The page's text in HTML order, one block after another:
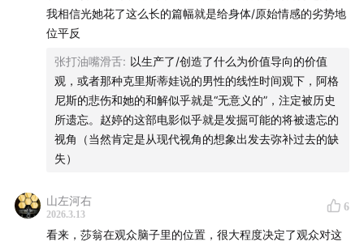
我相信光她花了这么长的篇幅就是给身体/原始情感的劣势地
位平反
张打油嘴滑舌: 以生产了/创造了什么为价值导向的价值
观，或者那种克里斯蒂娃说的男性的线性时间观下，阿格
尼斯的悲伤和她的和解似乎就是“无意义的”，注定被历史
所遗忘。赵婷的这部电影似乎就是发掘可能的将被遗忘的
视角（当然肯定是从现代视角的想象出发去弥补过去的缺
失）
山左河右
2026.3.13
6
看来，莎翁在观众脑子里的位置，很大程度决定了观众对这